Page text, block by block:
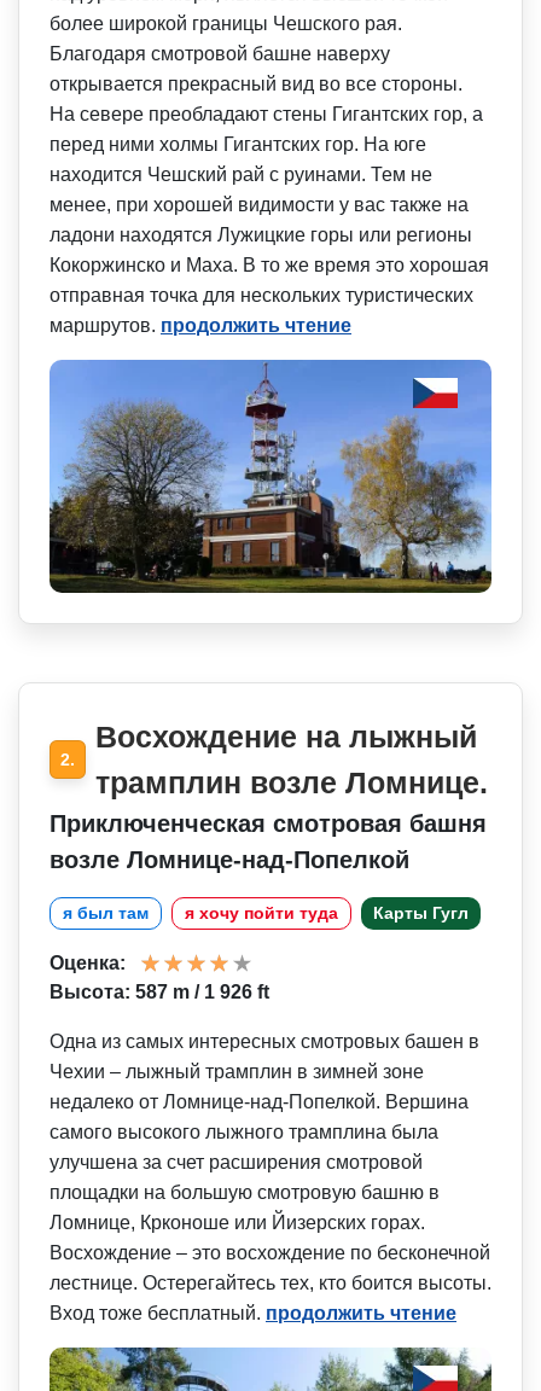
более широкой границы Чешского рая.
Благодаря смотровой башне наверху
открывается прекрасный вид во все стороны.
На севере преобладают стены Гигантских гор, а
перед ними холмы Гигантских гор. На юге
находится Чешский рай с руинами. Тем не
менее, при хорошей видимости у вас также на
ладони находятся Лужицкие горы или регионы
Кокоржинско и Маха. В то же время это хорошая
отправная точка для нескольких туристических
маршрутов. продолжить чтение
2.
Восхождение на лыжный
трамплин возле Ломнице.
Приключенческая смотровая башня
возле Ломнице-над-Попелкой
я был там я хочу пойти туда Карты Гугл
Оценка:
Высота: 587 m / 1 926 ft
Одна из самых интересных смотровых башен в
Чехии – лыжный трамплин в зимней зоне
недалеко от Ломнице-над-Попелкой. Вершина
самого высокого лыжного трамплина была
улучшена за счет расширения смотровой
площадки на большую смотровую башню в
Ломнице, Крконоше или Йизерских горах.
Восхождение – это восхождение по бесконечной
лестнице. Остерегайтесь тех, кто боится высоты.
Вход тоже бесплатный. продолжить чтение